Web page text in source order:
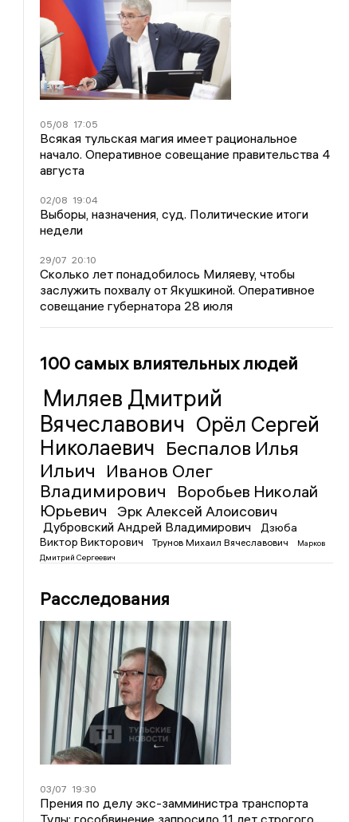
05/08 17:05
Всякая тульская магия имеет рациональное
начало. Оперативное совещание правительства 4
августа
02/08 19:04
Выборы, назначения, суд. Политические итоги
недели
29/07 20:10
Сколько лет понадобилось Миляеву, чтобы
заслужить похвалу от Якушкиной. Оперативное
совещание губернатора 28 июля
100 самых влиятельных людей
Миляев Дмитрий
Вячеславович Орёл Сергей
Николаевич Беспалов Илья
Ильич
Иванов Олег
Владимирович
Воробьев Николай
Юрьевич
Эрк Алексей Алоисович
Дубровский Андрей Владимирович
Дзюба
Виктор Викторович
Трунов Михаил Вячеславович
Марков
Дмитрий Сергеевич
Расследования
03/07 19:30
Прения по делу экс-замминистра транспорта
Тулы: гособвинение запросило 11 лет строгого